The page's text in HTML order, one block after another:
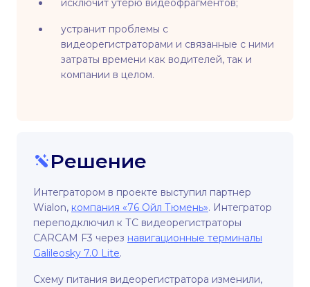
исключит утерю видеофрагментов;
устранит проблемы с
видеорегистраторами и связанные с ними
затраты времени как водителей, так и
компании в целом.
Решение
Интегратором в проекте выступил партнер
Wialon, компания «76 Ойл Тюмень». Интегратор
переподключил к ТС видеорегистраторы
CARCAM F3 через навигационные терминалы
Galileosky 7.0 Lite.
Схему питания видеорегистратора изменили,